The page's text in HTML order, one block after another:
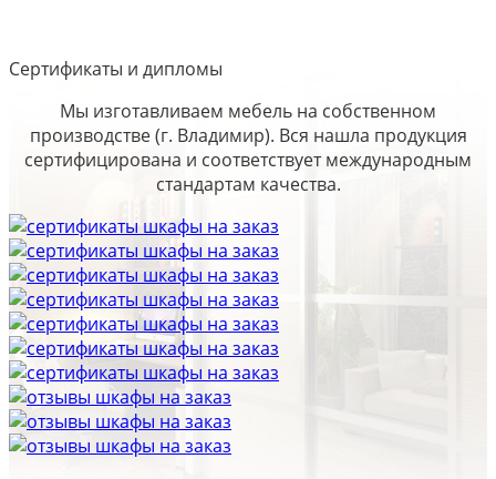
Сертификаты и дипломы
Мы изготавливаем мебель на собственном
производстве (г. Владимир). Вся нашла продукция
сертифицирована и соответствует международным
стандартам качества.